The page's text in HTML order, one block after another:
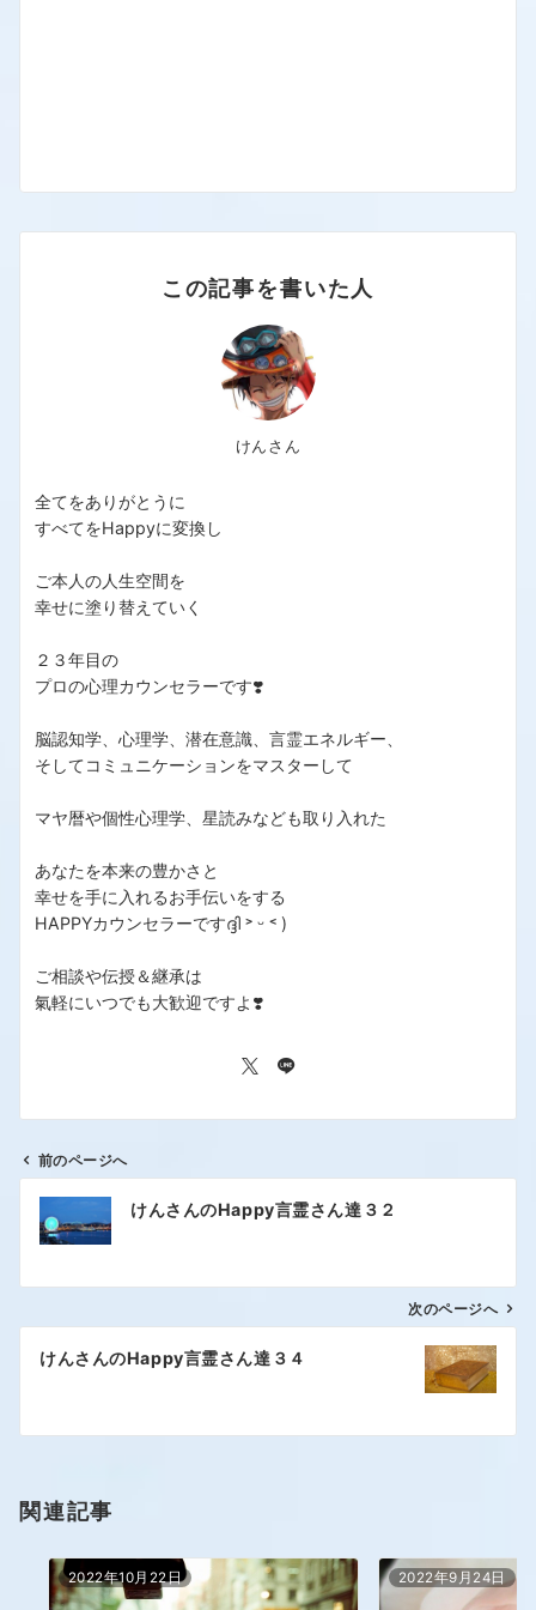
この記事を書いた人
けんさん
全てをありがとうに
すべてをHappyに変換し
ご本人の人生空間を
幸せに塗り替えていく
２３年目の
プロの心理カウンセラーです❣️
脳認知学、心理学、潜在意識、言霊エネルギー、
そしてコミュニケーションをマスターして
マヤ暦や個性心理学、星読みなども取り入れた
あなたを本来の豊かさと
幸せを手に入れるお手伝いをする
HAPPYカウンセラーですദ്ദി ˃ ᵕ ˂ )
ご相談や伝授＆継承は
氣軽にいつでも大歓迎ですよ❣️
前のページへ
けんさんのHappy言霊さん達３２
次のページへ
けんさんのHappy言霊さん達３４
関連記事
2022年10月22日 2022年9月24日